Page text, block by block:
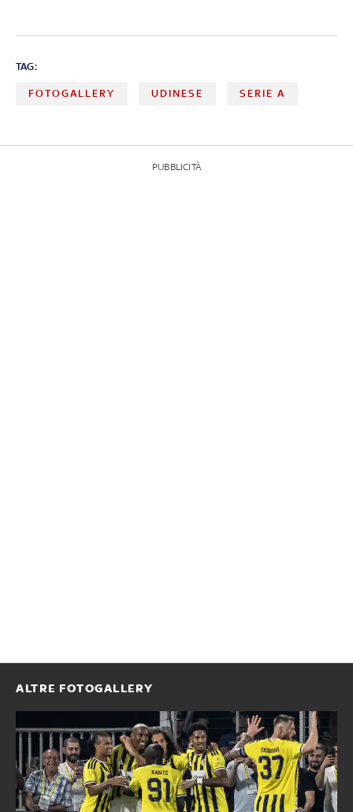
TAG:
FOTOGALLERY UDINESE SERIE A
PUBBLICITÀ
ALTRE FOTOGALLERY